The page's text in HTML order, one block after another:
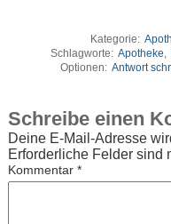
Kategorie:
Schlagworte: Apotheke,
Optionen: Antwort
Schreibe einen
Deine E-Mail-Adresse
Erforderliche Felder sind
Kommentar *